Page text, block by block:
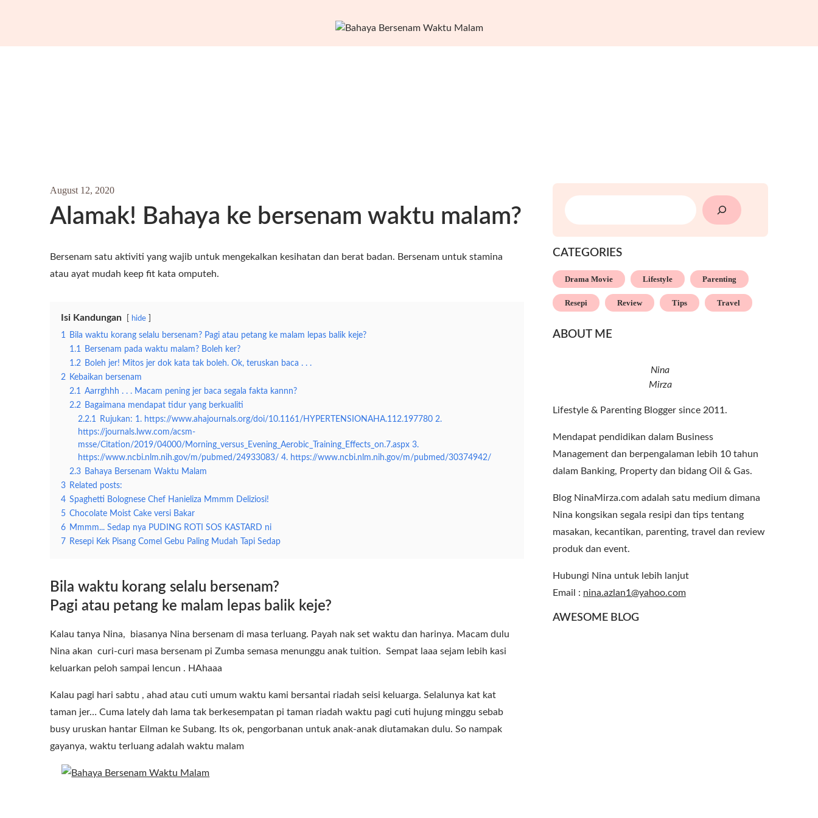
August 12, 2020
Alamak! Bahaya ke bersenam waktu malam?
Bersenam satu aktiviti yang wajib untuk mengekalkan kesihatan dan berat badan. Bersenam untuk stamina
atau ayat mudah keep fit kata omputeh.
Isi Kandungan hide
1 Bila waktu korang selalu bersenam? Pagi atau petang ke malam lepas balik keje?
1.1 Bersenam pada waktu malam? Boleh ker?
1.2 Boleh jer! Mitos jer dok kata tak boleh. Ok, teruskan baca . . .
2 Kebaikan bersenam
2.1 Aarrghhh . . . Macam pening jer baca segala fakta kannn?
2.2 Bagaimana mendapat tidur yang berkualiti
2.2.1 Rujukan: 1. https://www.ahajournals.org/doi/10.1161/HYPERTENSIONAHA.112.197780 2.
https://journals.lww.com/acsm-
msse/Citation/2019/04000/Morning_versus_Evening_Aerobic_Training_Effects_on.7.aspx 3.
https://www.ncbi.nlm.nih.gov/m/pubmed/24933083/ 4. https://www.ncbi.nlm.nih.gov/m/pubmed/30374942/
2.3 Bahaya Bersenam Waktu Malam
3 Related posts:
4 Spaghetti Bolognese Chef Hanieliza Mmmm Deliziosi!
5 Chocolate Moist Cake versi Bakar
6 Mmmm... Sedap nya PUDING ROTI SOS KASTARD ni
7 Resepi Kek Pisang Comel Gebu Paling Mudah Tapi Sedap
Bila waktu korang selalu bersenam?
Pagi atau petang ke malam lepas balik keje?
Kalau tanya Nina, biasanya Nina bersenam di masa terluang. Payah nak set waktu dan harinya. Macam dulu
Nina akan curi-curi masa bersenam pi Zumba semasa menunggu anak tuition. Sempat laaa sejam lebih kasi
keluarkan peloh sampai lencun . HAhaaa
Kalau pagi hari sabtu , ahad atau cuti umum waktu kami bersantai riadah seisi keluarga. Selalunya kat kat
taman jer… Cuma lately dah lama tak berkesempatan pi taman riadah waktu pagi cuti hujung minggu sebab
busy uruskan hantar Eilman ke Subang. Its ok, pengorbanan untuk anak-anak diutamakan dulu. So nampak
gayanya, waktu terluang adalah waktu malam
SEARCH
CATEGORIES
Drama Movie Lifestyle Parenting
Resepi Review Tips Travel
ABOUT ME
Nina
Mirza
Lifestyle & Parenting Blogger since 2011.
Mendapat pendidikan dalam Business
Management dan berpengalaman lebih 10 tahun
dalam Banking, Property dan bidang Oil & Gas.
Blog NinaMirza.com adalah satu medium dimana
Nina kongsikan segala resipi dan tips tentang
masakan, kecantikan, parenting, travel dan review
produk dan event.
Hubungi Nina untuk lebih lanjut
Email : nina.azlan1@yahoo.com
AWESOME BLOG